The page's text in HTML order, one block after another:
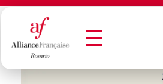
Alianza Francesa de Rosario - Francès en Rosario
Alianza Francesa de Rosario - Francès en Rosario